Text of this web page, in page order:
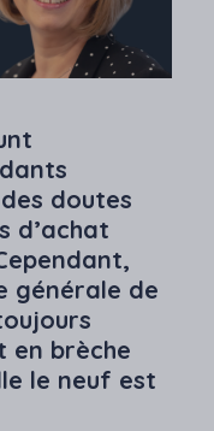
doutes
d’achat
générale de
en brèche
le neuf est